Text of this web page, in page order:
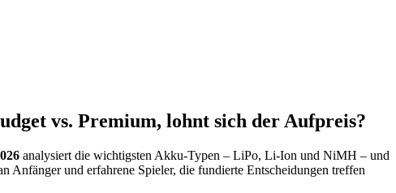
vs. Premium, lohnt sich der Aufpreis?
analysiert die wichtigsten Akku-Typen – LiPo, Li-Ion und NiMH – und
und erfahrene Spieler, die fundierte Entscheidungen treffen